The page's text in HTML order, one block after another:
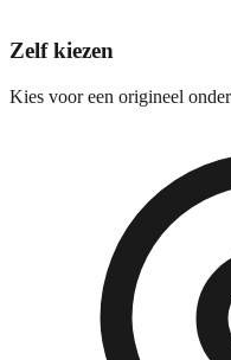
Zelf kiezen
Kies voor een origineel